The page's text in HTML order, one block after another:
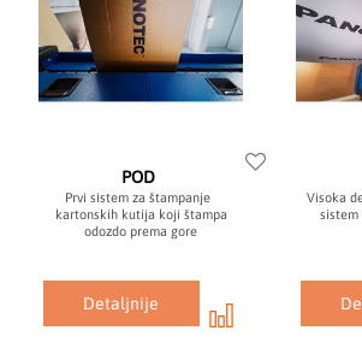
POD
Prvi sistem za štampanje
kartonskih kutija koji štampa
odozdo prema gore
Detaljnije
Visoka
sistem